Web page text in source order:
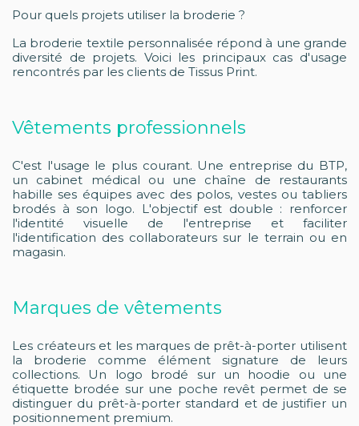
Pour quels projets utiliser la broderie ?
La broderie textile personnalisée répond à une grande
diversité de projets. Voici les principaux cas d'usage
rencontrés par les clients de Tissus Print.
Vêtements professionnels
C'est l'usage le plus courant. Une entreprise du BTP,
un cabinet médical ou une chaîne de restaurants
habille ses équipes avec des polos, vestes ou tabliers
brodés à son logo. L'objectif est double : renforcer
l'identité visuelle de l'entreprise et faciliter
l'identification des collaborateurs sur le terrain ou en
magasin.
Marques de vêtements
Les créateurs et les marques de prêt-à-porter utilisent
la broderie comme élément signature de leurs
collections. Un logo brodé sur un hoodie ou une
étiquette brodée sur une poche revêt permet de se
distinguer du prêt-à-porter standard et de justifier un
positionnement premium.